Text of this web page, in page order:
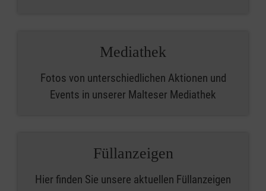
Mediathek
Fotos von unterschiedlichen Aktionen und
Events in unserer Malteser Mediathek
Füllanzeigen
Hier finden Sie unsere aktuellen Füllanzeigen